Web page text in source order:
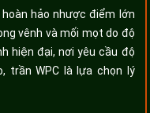
hoàn hảo nhược điểm lớn
vênh và mối mọt do độ
hiện đại, nơi yêu cầu độ
trần WPC là lựa chọn lý